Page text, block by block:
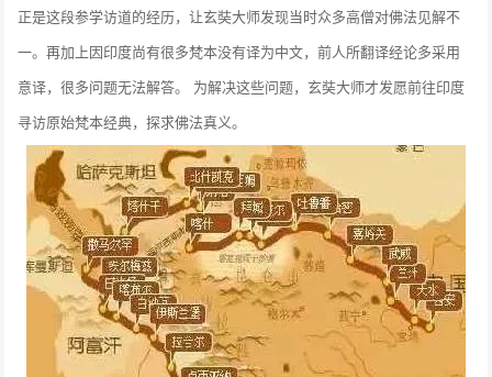
正是这段参学访道的经历，让玄奘大师发现当时众多高僧对佛法见解不
一。再加上因印度尚有很多梵本没有译为中文，前人所翻译经论多采用
意译，很多问题无法解答。 为解决这些问题，玄奘大师才发愿前往印度
寻访原始梵本经典，探求佛法真义。